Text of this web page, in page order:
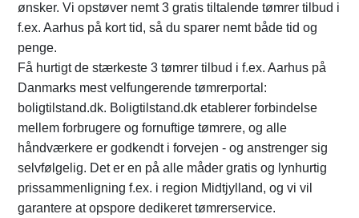
ønsker. Vi opstøver nemt 3 gratis tiltalende tømrer tilbud i
f.ex. Aarhus på kort tid, så du sparer nemt både tid og
penge.
Få hurtigt de stærkeste 3 tømrer tilbud i f.ex. Aarhus på
Danmarks mest velfungerende tømrerportal:
boligtilstand.dk. Boligtilstand.dk etablerer forbindelse
mellem forbrugere og fornuftige tømrere, og alle
håndværkere er godkendt i forvejen - og anstrenger sig
selvfølgelig. Det er en på alle måder gratis og lynhurtig
prissammenligning f.ex. i region Midtjylland, og vi vil
garantere at opspore dedikeret tømrerservice.